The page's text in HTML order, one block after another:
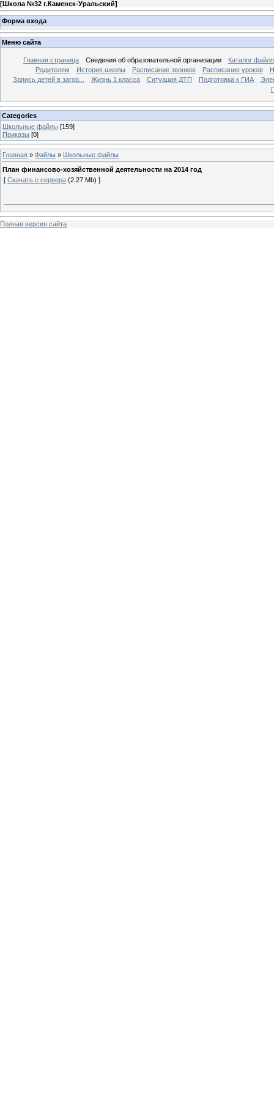
[Школа №32 г.Каменск-Уральский]
Форма входа
Меню сайта
Главная страница Сведения об образовательной организации
Каталог
Родителям
История школы Расписание звонков Расписание уроков
Запись детей в загор...
Жизнь 1 класса Ситуация ДТП Подготовка к ГИА
Categories
Школьные файлы [159]
Приказы [0]
Главная » Файлы » Школьные файлы
План финансово-хозяйственной деятельности на 2014 год
[ Скачать с сервера (2.27 Mb) ]
Полная версия сайта